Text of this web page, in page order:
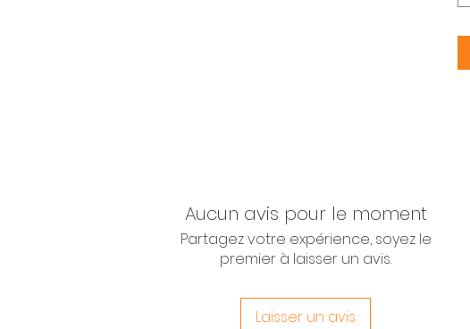
Aucun avis pour le moment
Partagez votre expérience, soyez le
premier à laisser un avis.
Laisser un avis